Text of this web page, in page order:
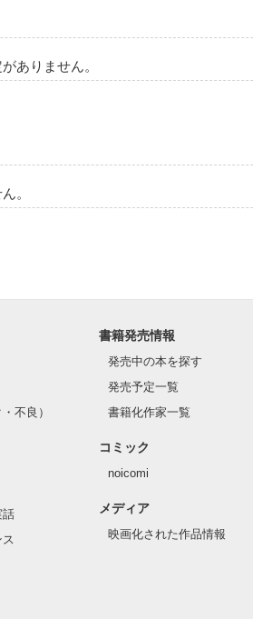
ありません。
。
不良）
話
書籍発売情報
発売中の本を探す
発売予定一覧
書籍化作家一覧
コミック
noicomi
メディア
映画化された作品情報